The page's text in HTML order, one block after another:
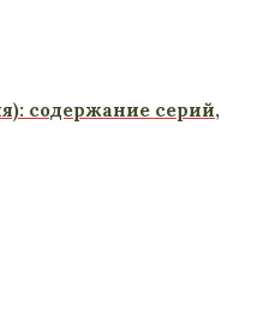
содержание серий,